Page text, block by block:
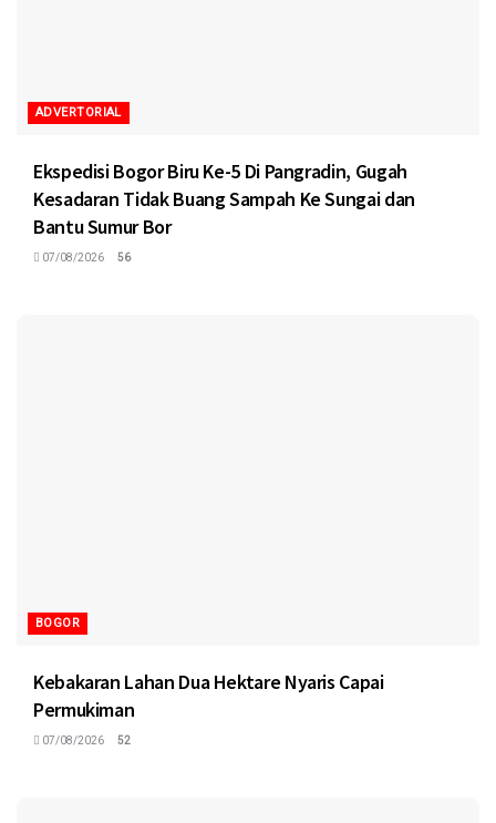
ADVERTORIAL
Ekspedisi Bogor Biru Ke-5 Di Pangradin, Gugah
Kesadaran Tidak Buang Sampah Ke Sungai dan
Bantu Sumur Bor
07/08/2026 56
BOGOR
Kebakaran Lahan Dua Hektare Nyaris Capai
Permukiman
07/08/2026 52